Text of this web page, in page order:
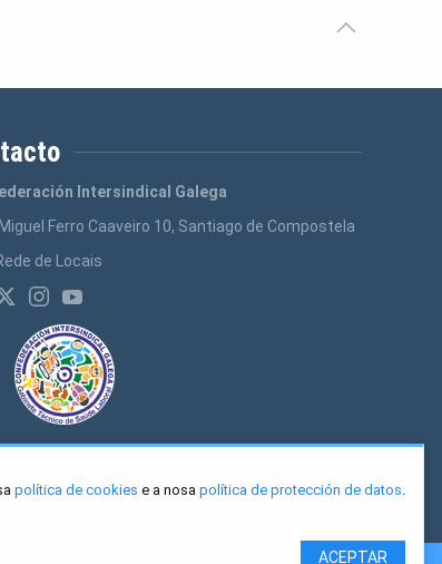
Intersindical Galega
Miguel Ferro Caaveiro 10, Santiago de Compostela
de Locais
política de cookies e a nosa política de protección de datos.
ACEPTAR